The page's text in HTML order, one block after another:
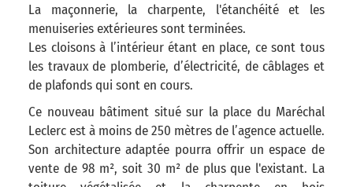
La maçonnerie, la charpente, l'étanchéité et les
menuiseries extérieures sont terminées.
Les cloisons à l’intérieur étant en place, ce sont tous
les travaux de plomberie, d’électricité, de câblages et
de plafonds qui sont en cours.
Ce nouveau bâtiment situé sur la place du Maréchal
Leclerc est à moins de 250 mètres de l’agence actuelle.
Son architecture adaptée pourra offrir un espace de
vente de 98 m², soit 30 m² de plus que l'existant. La